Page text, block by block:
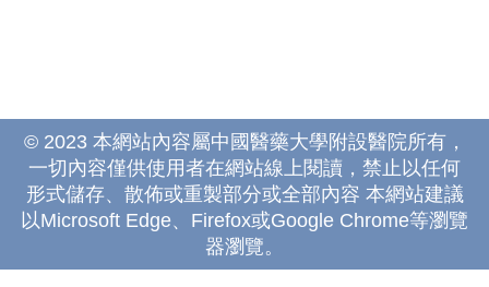
© 2023 本網站內容屬中國醫藥大學附設醫院所有，
一切內容僅供使用者在網站線上閱讀，禁止以任何
形式儲存、散佈或重製部分或全部內容 本網站建議
以Microsoft Edge、Firefox或Google Chrome等瀏覽
器瀏覽。